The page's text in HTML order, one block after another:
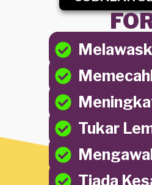
Tukar
Tiada